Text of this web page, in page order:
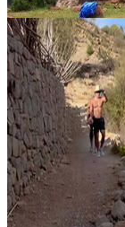
Marrakech,
Settimana
Al momento è tutto
Organizzato da
settimana è guidato
accompagneranno
850,00 €